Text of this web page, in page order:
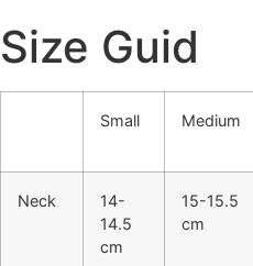
Size Guid
Small Medium
Neck
14-
14.5
cm
15-15.5
cm